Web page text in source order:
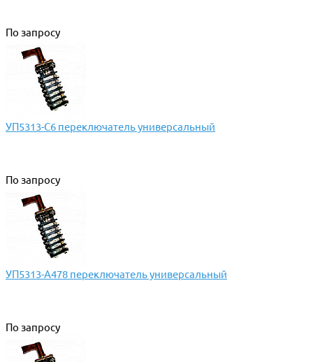
По запросу
УП5313-С6 переключатель универсальный
По запросу
УП5313-А478 переключатель универсальный
По запросу